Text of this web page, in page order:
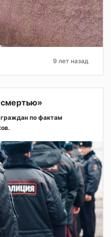
9 лет назад
граждан по фактам